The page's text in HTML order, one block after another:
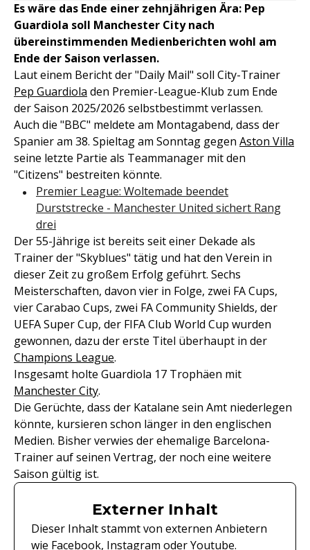
Es wäre das Ende einer zehnjährigen Ära: Pep
Guardiola soll Manchester City nach
übereinstimmenden Medienberichten wohl am
Ende der Saison verlassen.
Laut einem Bericht der "Daily Mail" soll City-Trainer
Pep Guardiola den Premier-League-Klub zum Ende
der Saison 2025/2026 selbstbestimmt verlassen.
Auch die "BBC" meldete am Montagabend, dass der
Spanier am 38. Spieltag am Sonntag gegen Aston Villa
seine letzte Partie als Teammanager mit den
"Citizens" bestreiten könnte.
Premier League: Woltemade beendet
Durststrecke - Manchester United sichert Rang
drei
Der 55-Jährige ist bereits seit einer Dekade als
Trainer der "Skyblues" tätig und hat den Verein in
dieser Zeit zu großem Erfolg geführt. Sechs
Meisterschaften, davon vier in Folge, zwei FA Cups,
vier Carabao Cups, zwei FA Community Shields, der
UEFA Super Cup, der FIFA Club World Cup wurden
gewonnen, dazu der erste Titel überhaupt in der
Champions League.
Insgesamt holte Guardiola 17 Trophäen mit
Manchester City.
Die Gerüchte, dass der Katalane sein Amt niederlegen
könnte, kursieren schon länger in den englischen
Medien. Bisher verwies der ehemalige Barcelona-
Trainer auf seinen Vertrag, der noch eine weitere
Saison gültig ist.
Externer Inhalt
Dieser Inhalt stammt von externen Anbietern
wie Facebook, Instagram oder Youtube.